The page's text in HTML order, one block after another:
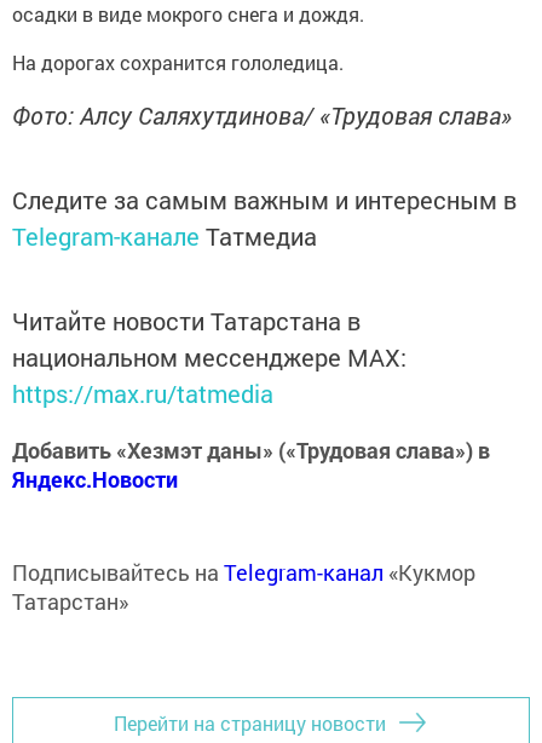
осадки в виде мокрого снега и дождя.
На дорогах сохранится гололедица.
Фото: Алсу Саляхутдинова/ «Трудовая слава»
Следите за самым важным и интересным в
Telegram-канале Татмедиа
Читайте новости Татарстана в
национальном мессенджере MАХ:
https://max.ru/tatmedia
Добавить «Хезмэт даны» («Трудовая слава») в
Яндекс.Новости
Подписывайтесь на Telegram-канал «Кукмор
Татарстан»
Перейти на страницу новости